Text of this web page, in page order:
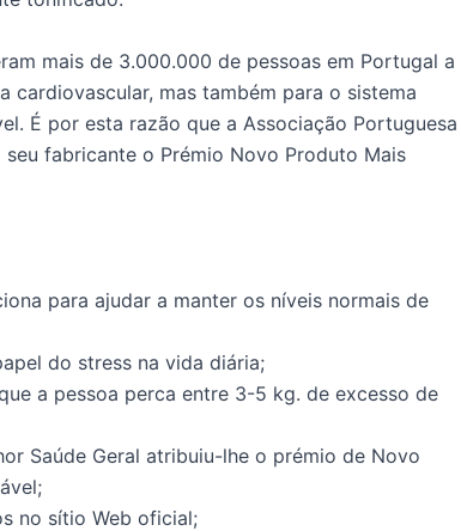
mais de 3.000.000 de pessoas em Portugal a
cardiovascular, mas também para o sistema
É por esta razão que a Associação Portuguesa
fabricante o Prémio Novo Produto Mais
para ajudar a manter os níveis normais de
do stress na vida diária;
a pessoa perca entre 3-5 kg. de excesso de
Saúde Geral atribuiu-lhe o prémio de Novo
no sítio Web oficial;